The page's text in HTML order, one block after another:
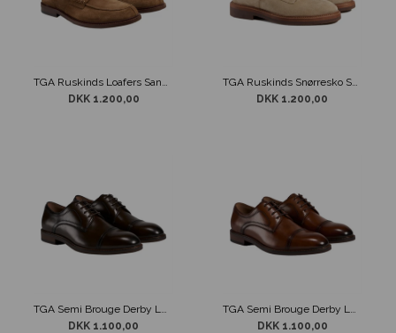
TGA Ruskinds Loafers Sandfarvet
DKK 1.200,00
TGA Ruskinds Snørresko Sandfarvet
DKK 1.200,00
TGA Semi Brouge Derby Læder Sko Brun
DKK 1.100,00
TGA Semi Brouge Derby Læder Sko Cognac
DKK 1.100,00